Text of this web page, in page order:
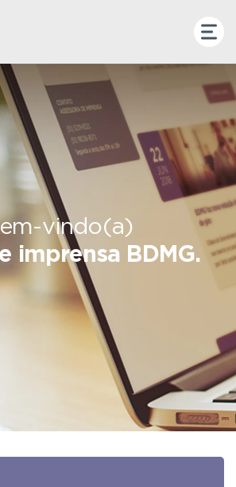
vindo(a)
imprensa BDMG.